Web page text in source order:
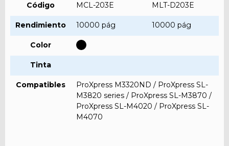
Código MCL-203E MLT-D203E
Rendimiento 10000 pág 10000 pág
Color
Tinta
Compatibles
ProXpress M3320ND / ProXpress SL-
M3820 series / ProXpress SL-M3870 /
ProXpress SL-M4020 / ProXpress SL-
M4070